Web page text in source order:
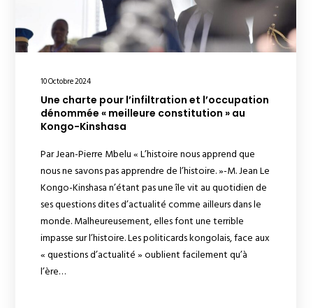
10 Octobre 2024
Une charte pour l’infiltration et l’occupation
dénommée « meilleure constitution » au
Kongo-Kinshasa
Par Jean-Pierre Mbelu « L’histoire nous apprend que
nous ne savons pas apprendre de l’histoire. »-M. Jean Le
Kongo-Kinshasa n’étant pas une île vit au quotidien de
ses questions dites d’actualité comme ailleurs dans le
monde. Malheureusement, elles font une terrible
impasse sur l’histoire. Les politicards kongolais, face aux
« questions d’actualité » oublient facilement qu’à
l’ère…